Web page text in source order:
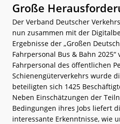
Große
Der Verband Deutscher
nun zusammen mit der
Ergebnisse der „Großen
Fahrpersonal Bus & Bahn 2025“
Fahrpersonal des öffentlichen
Schienengüterverkehrs wurde
beteiligten sich 1425
Neben Einschätzungen der
Bedingungen ihres Jobs liefert
interessante Erkenntnisse, wie